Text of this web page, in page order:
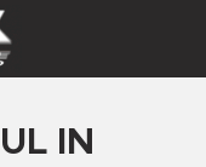
IN